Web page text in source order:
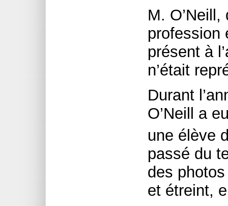
M.
profession
présent à
n’était
Durant
O’Neill a
une élève
passé du
des
et étreint,